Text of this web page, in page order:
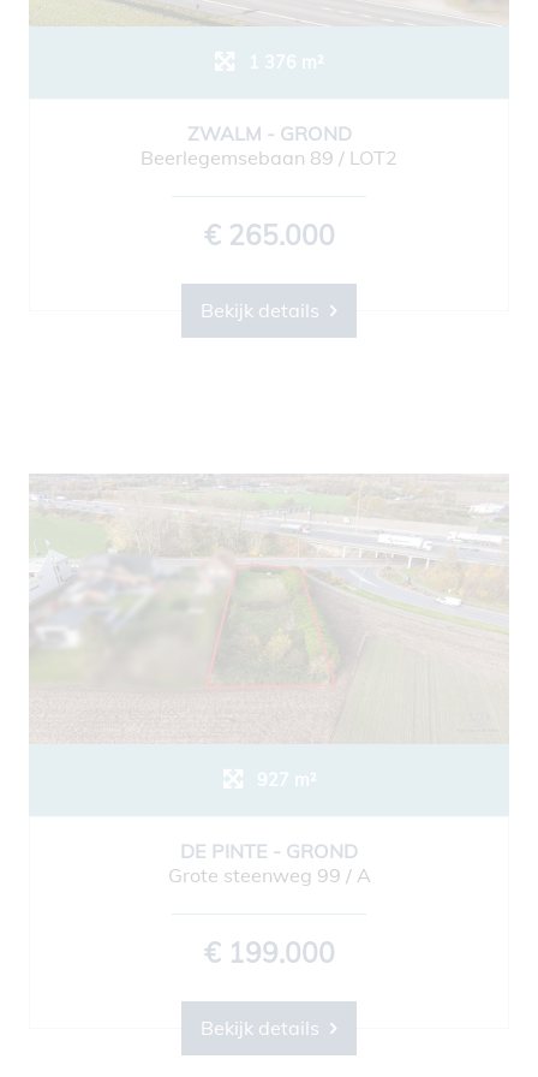
1 376 m²
ZWALM - GROND
Beerlegemsebaan 89 / LOT2
€ 265.000
Bekijk details
927 m²
DE PINTE - GROND
Grote steenweg 99 / A
€ 199.000
Bekijk details